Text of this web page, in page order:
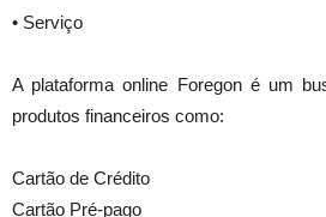
• Serviço
A plataforma online Foregon é um
produtos financeiros como:
Cartão de Crédito
Cartão Pré-pago